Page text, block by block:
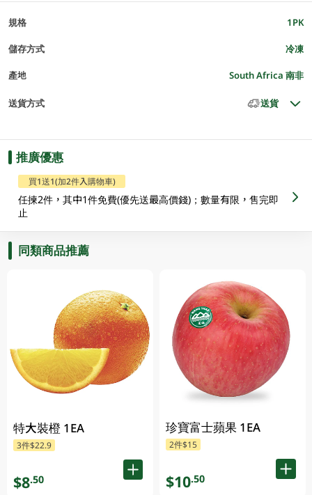
規格 1PK
儲存方式 冷凍
產地 South Africa 南非
送貨方式 送貨
推廣優惠
買1送1(加2件入購物車)
任揀2件，其中1件免費(優先送最高價錢)；數量有限，售完即
止
同類商品推薦
特大裝橙 1EA
3件$22.9
$8.50
珍寶富士蘋果 1EA
2件$15
$10.50